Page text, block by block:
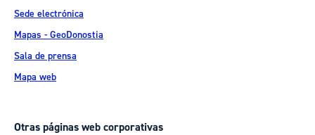
Sede electrónica
Mapas - GeoDonostia
Sala de prensa
Mapa web
Otras páginas web corporativas